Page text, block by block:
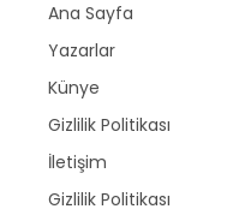
Ana Sayfa
Yazarlar
Künye
Gizlilik Politikası
İletişim
Gizlilik Politikası